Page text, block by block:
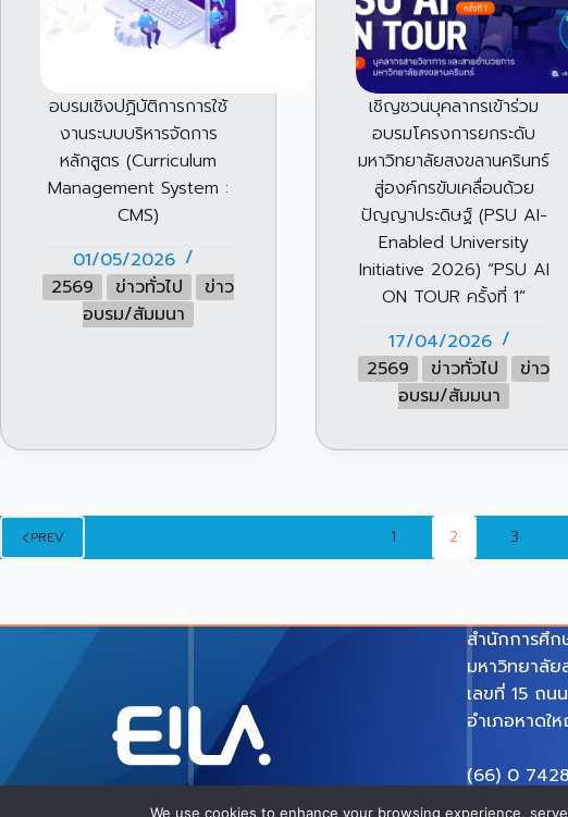
อบรมเชิงปฏิบัติการการใช้
งานระบบบริหารจัดการ
หลักสูตร (Curriculum
Management System :
CMS)
01/05/2026
2569
ข่าวทั่วไป
ข่าว
อบรม/สัมมนา
เชิญชวนบุคลากรเข้าร่วม
อบรมโครงการยกระดับ
มหาวิทยาลัยสงขลานครินทร์
สู่องค์กรขับเคลื่อนด้วย
ปัญญาประดิษฐ์ (PSU AI-
Enabled University
Initiative 2026) “PSU AI
ON TOUR ครั้งที่ 1”
17/04/2026
2569
ข่าวทั่วไป
ข่าว
อบรม/สัมมนา
PREV 1 2 3
สำนักการศึก
มหาวิทยาลัย
เลขที่ 15 ถ
อำเภอหาดใ
(66) 0
e-mail :
We use cookies to enhance your browsing experience,